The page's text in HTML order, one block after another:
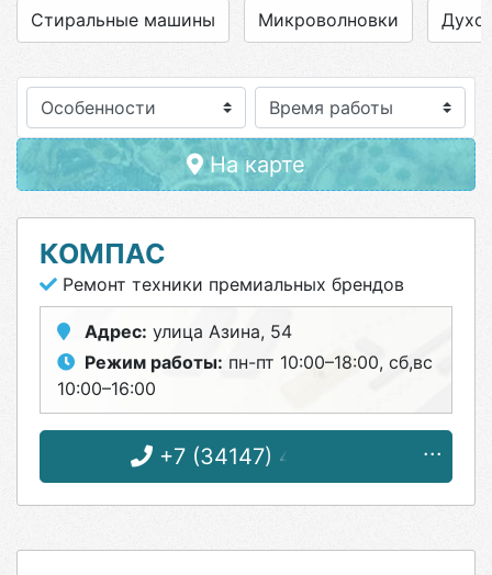
Стиральные машины Микроволновки
Особенности
На карте
КОМПАС
Ремонт техники премиальных брендов
Адрес: улица Азина, 54
Режим работы: пн-пт 10:00–18:00, сб,вс
10:00–16:00
+7 (34147) 4-17-83